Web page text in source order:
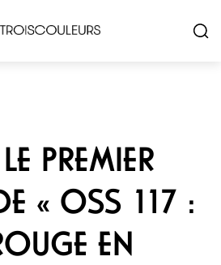
PREMIER
« OSS 117 :
EN